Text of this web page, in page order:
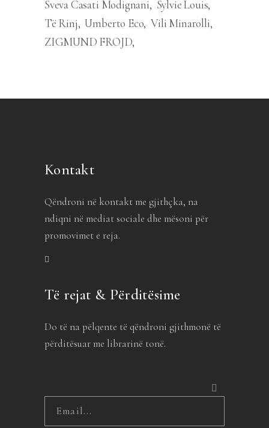
Sveva Casati Modignani
Sylvie Louis
Të Rinj Umberto Eco Vili Minarolli
ZIGMUND FROJD
Kontakt
Qëndroni në kontakt me gjithçka, na
ndiqni në mediat sociale dhe mësoni për
promovimet e reja.
Të rejat & Përditësime
Do të na pëlqente të qëndroni gjithmonë të
përditësuar me librarinë tonë.